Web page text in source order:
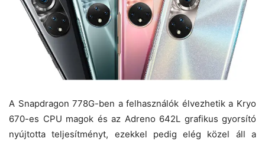
A Snapdragon 778G-ben a felhasználók élvezhetik a Kryo
670-es CPU magok és az Adreno 642L grafikus gyorsító
nyújtotta teljesítményt, ezekkel pedig elég közel áll a